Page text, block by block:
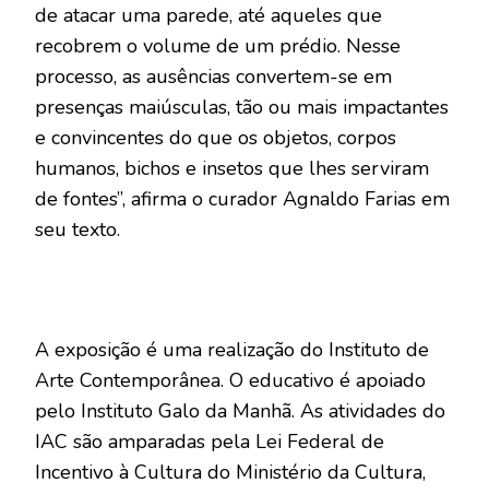
de atacar uma parede, até aqueles que
recobrem o volume de um prédio. Nesse
processo, as ausências convertem-se em
presenças maiúsculas, tão ou mais impactantes
e convincentes do que os objetos, corpos
humanos, bichos e insetos que lhes serviram
de fontes”, afirma o curador Agnaldo Farias em
seu texto.
A exposição é uma realização do Instituto de
Arte Contemporânea. O educativo é apoiado
pelo Instituto Galo da Manhã. As atividades do
IAC são amparadas pela Lei Federal de
Incentivo à Cultura do Ministério da Cultura,